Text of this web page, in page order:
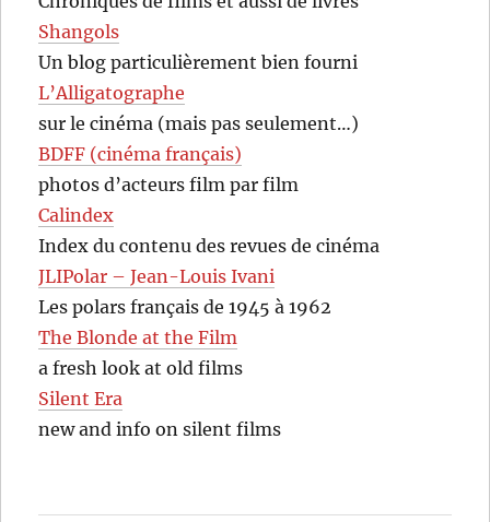
Shangols
Un blog particulièrement bien fourni
L’Alligatographe
sur le cinéma (mais pas seulement…)
BDFF (cinéma français)
photos d’acteurs film par film
Calindex
Index du contenu des revues de cinéma
JLIPolar – Jean-Louis Ivani
Les polars français de 1945 à 1962
The Blonde at the Film
a fresh look at old films
Silent Era
new and info on silent films